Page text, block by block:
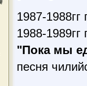
1987-
1988-
"Пока мы
песня